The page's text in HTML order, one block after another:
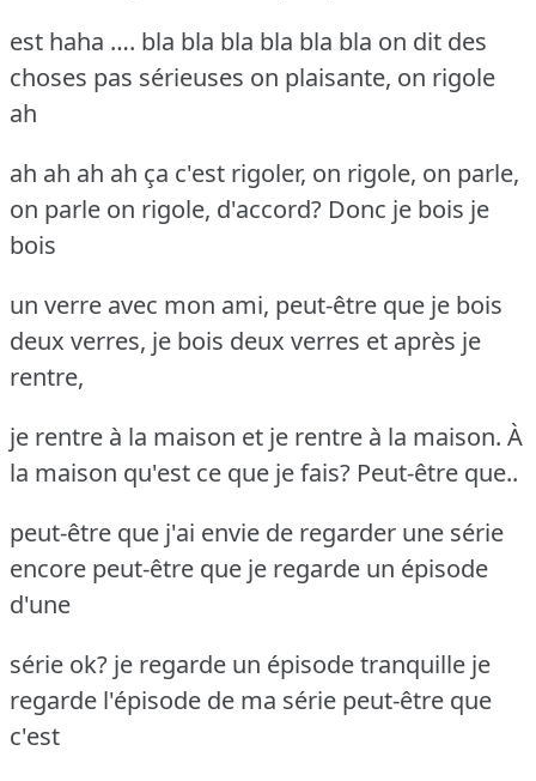
est haha …. bla bla bla bla bla bla on dit des
choses pas sérieuses on plaisante, on rigole
ah
ah ah ah ah ça c'est rigoler, on rigole, on parle,
on parle on rigole, d'accord? Donc je bois je
bois
un verre avec mon ami, peut-être que je bois
deux verres, je bois deux verres et après je
rentre,
je rentre à la maison et je rentre à la maison. À
la maison qu'est ce que je fais? Peut-être que..
peut-être que j'ai envie de regarder une série
encore peut-être que je regarde un épisode
d'une
série ok? je regarde un épisode tranquille je
regarde l'épisode de ma série peut-être que
c'est